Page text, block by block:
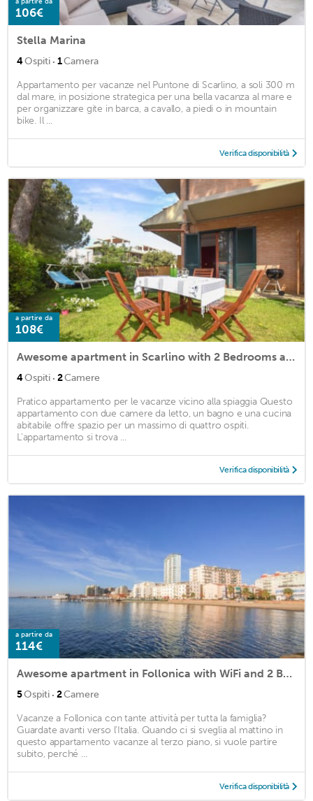
106€
Stella Marina
4Ospiti · 1Camera
Appartamento per vacanze nel Puntone di Scarlino, a soli 300 m
dal mare, in posizione strategica per una bella vacanza al mare e
per organizzare gite in barca, a cavallo, a piedi o in mountain
bike. Il ...
Verifica disponibilità
a partire da
108€
Awesome apartment in Scarlino with 2 Bedrooms and WiFi
4Ospiti · 2Camere
Pratico appartamento per le vacanze vicino alla spiaggia Questo
appartamento con due camere da letto, un bagno e una cucina
abitabile offre spazio per un massimo di quattro ospiti.
L'appartamento si trova ...
Verifica disponibilità
a partire da
114€
Awesome apartment in Follonica with WiFi and 2 Bedrooms
5Ospiti · 2Camere
Vacanze a Follonica con tante attività per tutta la famiglia?
Guardate avanti verso l'Italia. Quando ci si sveglia al mattino in
questo appartamento vacanze al terzo piano, si vuole partire
subito, perché ...
Verifica disponibilità